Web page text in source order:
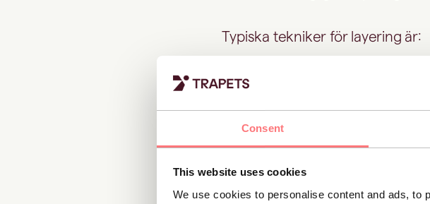
Consent
This website uses cookies
We use cookies to personalise content and ads, to
Typiska tekniker för layering är:
Snabba överföringar mellan
Investeringar i komplexa